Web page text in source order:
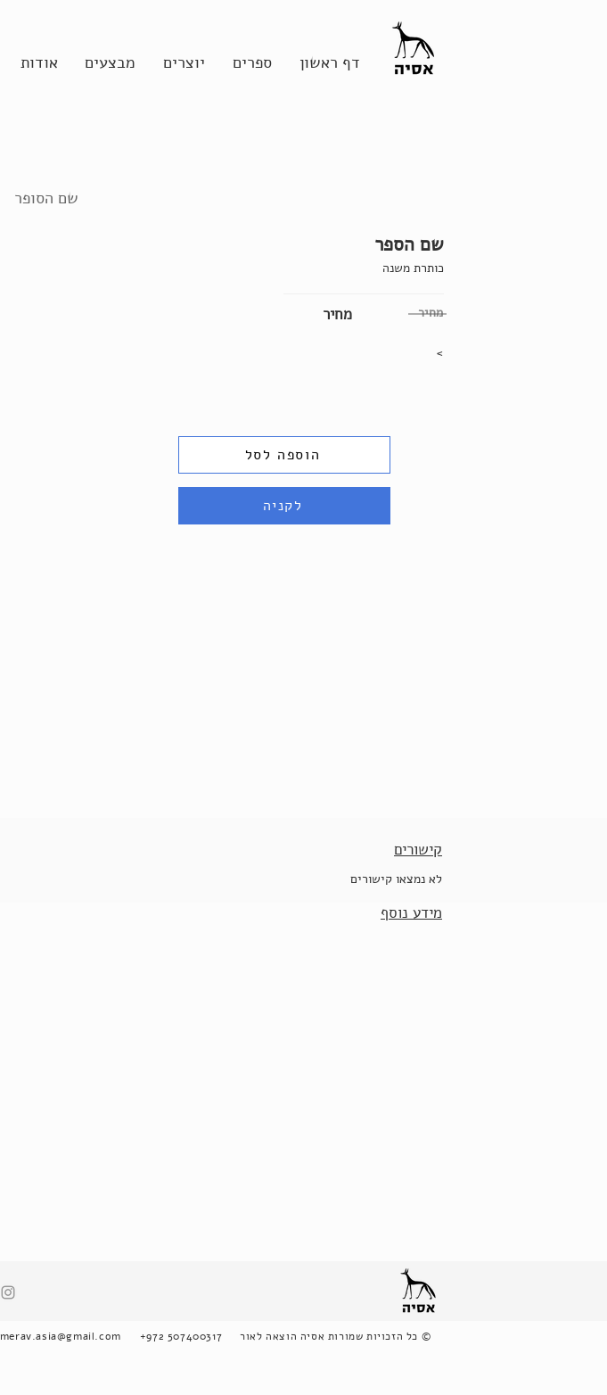
דף ראשון ספרים יוצרים מבצעים אודות
שם הסופר
שם הספר
כותרת משנה
מחיר מחיר
>
הוספה לסל
לקניה
קישורים
לא נמצאו קישורים
מידע נוסף
© כל הזכויות שמורות אסיה הוצאה לאור merav.asia@gmail.com +972 507400317